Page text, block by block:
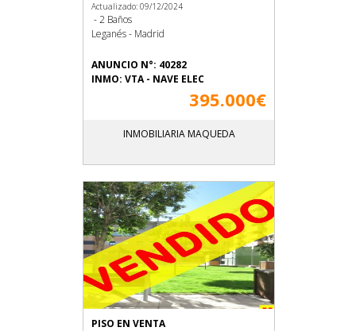
Actualizado: 09/12/2024
- 2 Baños
Leganés - Madrid
ANUNCIO N°: 40282
INMO: VTA - NAVE ELEC
395.000€
INMOBILIARIA MAQUEDA
PISO EN VENTA